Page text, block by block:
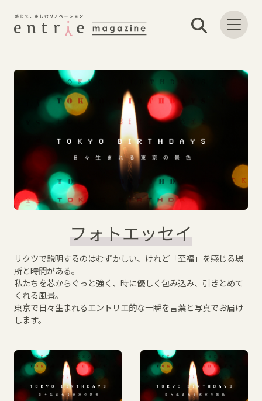
フォトエッセイ
リクツで説明するのはむずかしい、けれど「至福」を感じる場
所と時間がある。
私たちを芯からぐっと強く、時に優しく包み込み、引きとめて
くれる風景。
東京で日々生まれるエントリエ的な一瞬を言葉と写真でお届け
します。